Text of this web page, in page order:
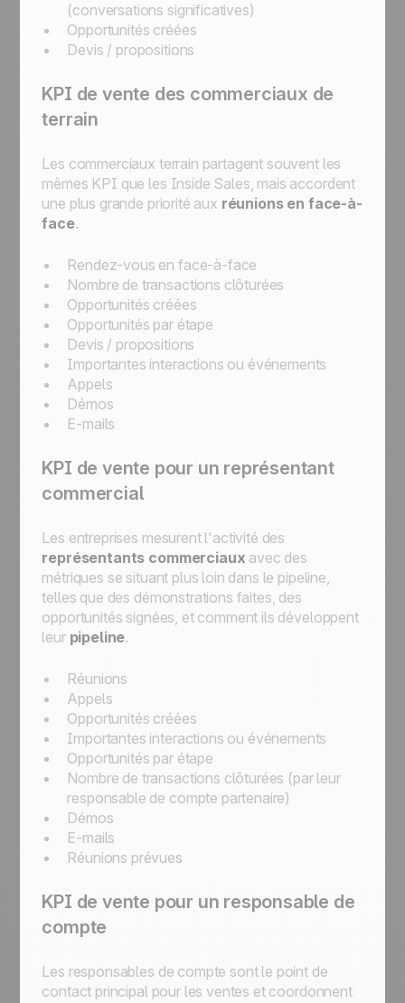
(conversations significatives)
Opportunités créées
Devis / propositions
KPI de vente des commerciaux de
terrain
Les commerciaux terrain partagent souvent les
mêmes KPI que les Inside Sales, mais accordent
une plus grande priorité aux réunions en face-à-
face.
Rendez-vous en face-à-face
Nombre de transactions clôturées
Opportunités créées
Opportunités par étape
Devis / propositions
Importantes interactions ou événements
Appels
Démos
E-mails
KPI de vente pour un représentant
commercial
Les entreprises mesurent l'activité des
représentants commerciaux avec des
métriques se situant plus loin dans le pipeline,
telles que des démonstrations faites, des
opportunités signées, et comment ils développent
leur pipeline.
Réunions
Appels
Opportunités créées
Importantes interactions ou événements
Opportunités par étape
Nombre de transactions clôturées (par leur
responsable de compte partenaire)
Démos
E-mails
Réunions prévues
KPI de vente pour un responsable de
compte
Les responsables de compte sont le point de
contact principal pour les ventes et coordonnent